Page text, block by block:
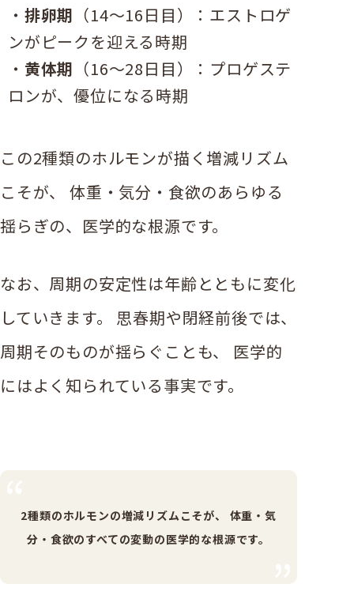
排卵期 （14〜16日目）：エストロゲ
ンがピークを迎える時期
黄体期 （16〜28日目）：プロゲステ
ロンが、優位になる時期
この2種類のホルモンが描く増減リズム
こそが、 体重・気分・食欲のあらゆる
揺らぎの、医学的な根源です。
なお、周期の安定性は年齢とともに変化
していきます。 思春期や閉経前後では、
周期そのものが揺らぐことも、 医学的
にはよく知られている事実です。
2種類のホルモンの増減リズムこそが、
体重・気
分・食欲のすべての変動の医学的な根源です。